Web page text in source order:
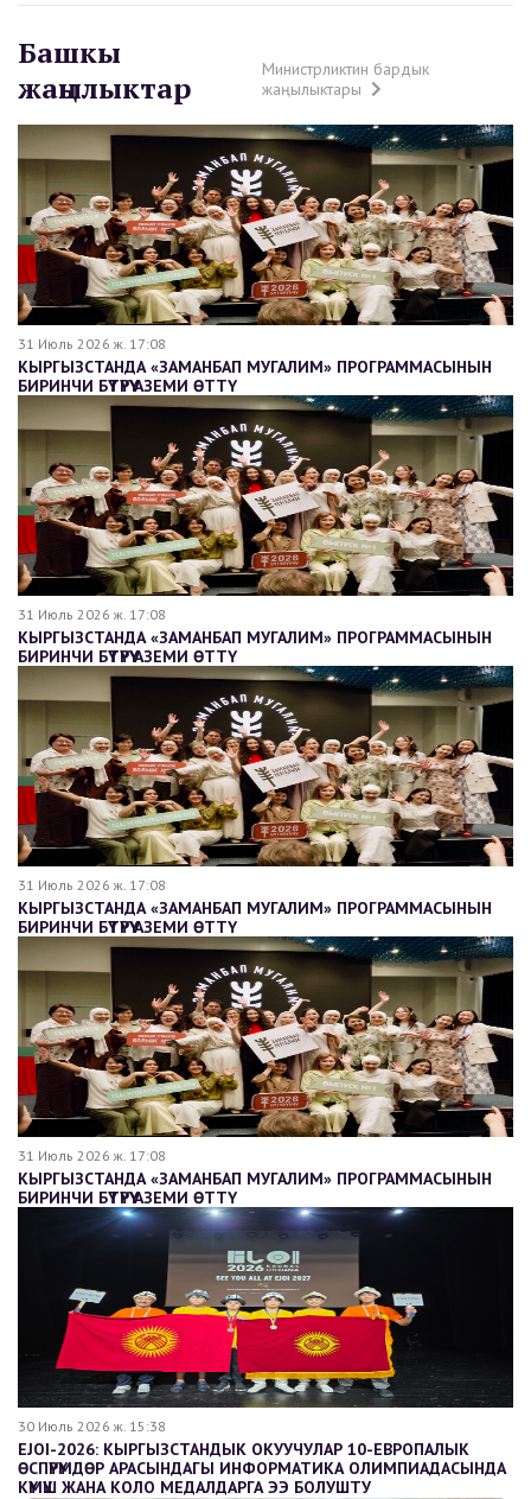
31 Июль 2026 ж. 17:08,
КЫРГЫЗСТАНДА «ЗАМАНБАП МУГАЛИМ» ПРОГРАММАСЫНЫН
БИРИНЧИ БҮТҮРҮҮ АЗЕМИ ӨТТҮ
Башкы
жаңылыктар
Министрликтин бардык
жаңылыктары
31 Июль 2026 ж. 17:08
КЫРГЫЗСТАНДА «ЗАМАНБАП МУГАЛИМ» ПРОГРАММАСЫНЫН
БИРИНЧИ БҮТҮРҮҮ АЗЕМИ ӨТТҮ
31 Июль 2026 ж. 17:08
КЫРГЫЗСТАНДА «ЗАМАНБАП МУГАЛИМ» ПРОГРАММАСЫНЫН
БИРИНЧИ БҮТҮРҮҮ АЗЕМИ ӨТТҮ
31 Июль 2026 ж. 17:08
КЫРГЫЗСТАНДА «ЗАМАНБАП МУГАЛИМ» ПРОГРАММАСЫНЫН
БИРИНЧИ БҮТҮРҮҮ АЗЕМИ ӨТТҮ
31 Июль 2026 ж. 17:08
КЫРГЫЗСТАНДА «ЗАМАНБАП МУГАЛИМ» ПРОГРАММАСЫНЫН
БИРИНЧИ БҮТҮРҮҮ АЗЕМИ ӨТТҮ
30 Июль 2026 ж. 15:38
EJOI-2026: КЫРГЫЗСТАНДЫК ОКУУЧУЛАР 10-ЕВРОПАЛЫК
ӨСПҮРҮМДӨР АРАСЫНДАГЫ ИНФОРМАТИКА ОЛИМПИАДАСЫНДА
КҮМҮШ ЖАНА КОЛО МЕДАЛДАРГА ЭЭ БОЛУШТУ